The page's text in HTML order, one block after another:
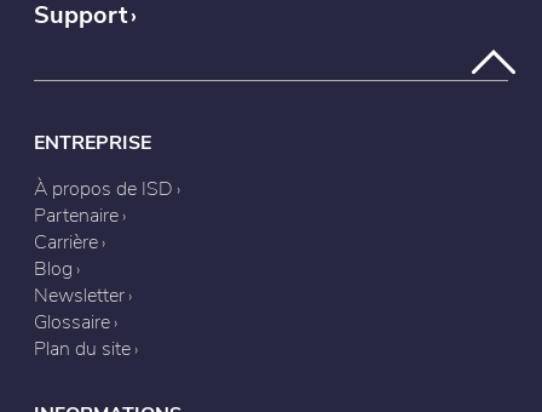
Support
ENTREPRISE
À propos de ISD
Partenaire
Carrière
Blog
Newsletter
Glossaire
Plan du site